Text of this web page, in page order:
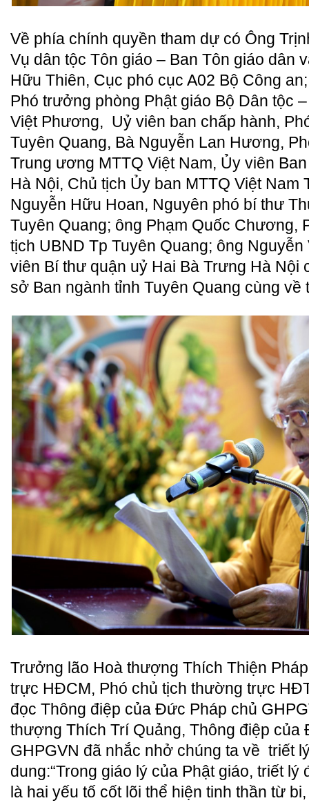
Về phía chính quyền tham dự có Ông
Vụ dân tộc Tôn giáo – Ban Tôn giáo dân
Hữu Thiên, Cục phó cục A02 Bộ Công
Phó trưởng phòng Phật giáo Bộ Dân tộc
Việt Phương, Uỷ viên ban chấp hành,
Tuyên Quang, Bà Nguyễn Lan Hương,
Trung ương MTTQ Việt Nam, Ủy viên
Hà Nội, Chủ tịch Ủy ban MTTQ Việt Nam
Nguyễn Hữu Hoan, Nguyên phó bí thư
Tuyên Quang; ông Phạm Quốc Chương,
tịch UBND Tp Tuyên Quang; ông
viên Bí thư quận uỷ Hai Bà Trưng Hà Nội
sở Ban ngành tỉnh Tuyên Quang cùng về
Trưởng lão Hoà thượng Thích Thiện
trực HĐCM, Phó chủ tịch thường trực
đọc Thông điệp của Đức Pháp chủ
thượng Thích Trí Quảng, Thông điệp của
GHPGVN đã nhắc nhở chúng ta về triết
dung:“Trong giáo lý của Phật giáo, triết lý
là hai yếu tố cốt lõi thể hiện tinh thần từ